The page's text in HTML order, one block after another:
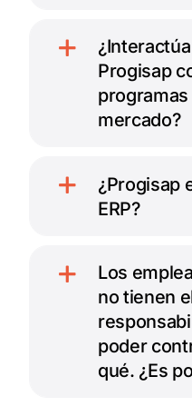
Progisap
mercado?
¿Progisap
ERP?
Los
no tienen
poder
qué. ¿Es